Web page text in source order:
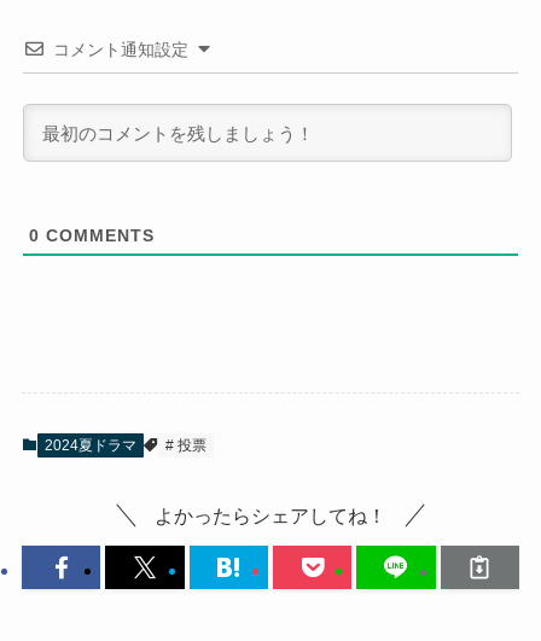
コメント通知設定
0 COMMENTS
2024夏ドラマ 投票
よかったらシェアしてね！